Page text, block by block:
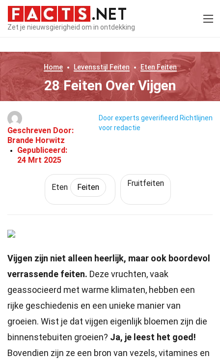
Zet je nieuwsgierigheid om in ontdekking
Home Levensstijl Feiten Eten Feiten
28 Feiten Over Vijgen
Geschreven Door:
Brande Horwitz
Gepubliceerd:
24 Mrt 2025
Door experts geverifieerd Richtlijnen
voor redactie
Eten Feiten Fruitfeiten
Vijgen zijn niet alleen heerlijk, maar ook boordevol
verrassende feiten. Deze vruchten, vaak
geassocieerd met warme klimaten, hebben een
rijke geschiedenis en een unieke manier van
groeien. Wist je dat vijgen eigenlijk bloemen zijn die
binnenstebuiten groeien? Ja, je leest het goed!
Bovendien zijn ze een bron van vezels, vitamines en